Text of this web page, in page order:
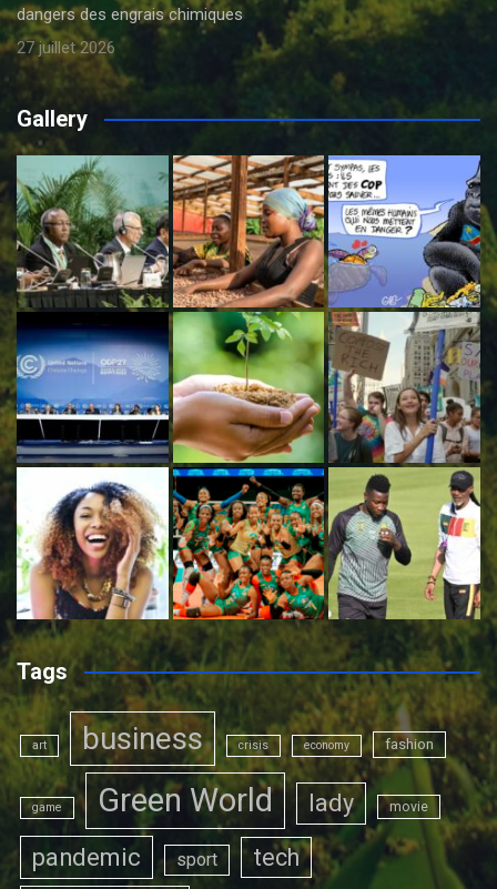
dangers des engrais chimiques
27 juillet 2026
Gallery
Tags
art business crisis economy fashion
game Green World lady movie
pandemic sport tech